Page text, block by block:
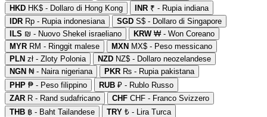
HKD HK$ - Dollaro di Hong Kong INR ₹ - Rupia indiana
IDR Rp - Rupia indonesiana SGD S$ - Dollaro di Singapore
ILS ₪ - Nuovo Shekel israeliano KRW₩ - Won Coreano
MYR RM - Ringgit malese MXN MX$ - Peso messicano
PLN zł - Zloty Polonia NZD NZ$ - Dollaro neozelandese
NGN ₦ - Naira nigeriana PKR ₨ - Rupia pakistana
PHP ₱ - Peso filippino RUB ₽ - Rublo Russo
ZAR R - Rand sudafricano CHF CHF - Franco Svizzero
THB ฿ - Baht Tailandese TRY ₺ - Lira Turca